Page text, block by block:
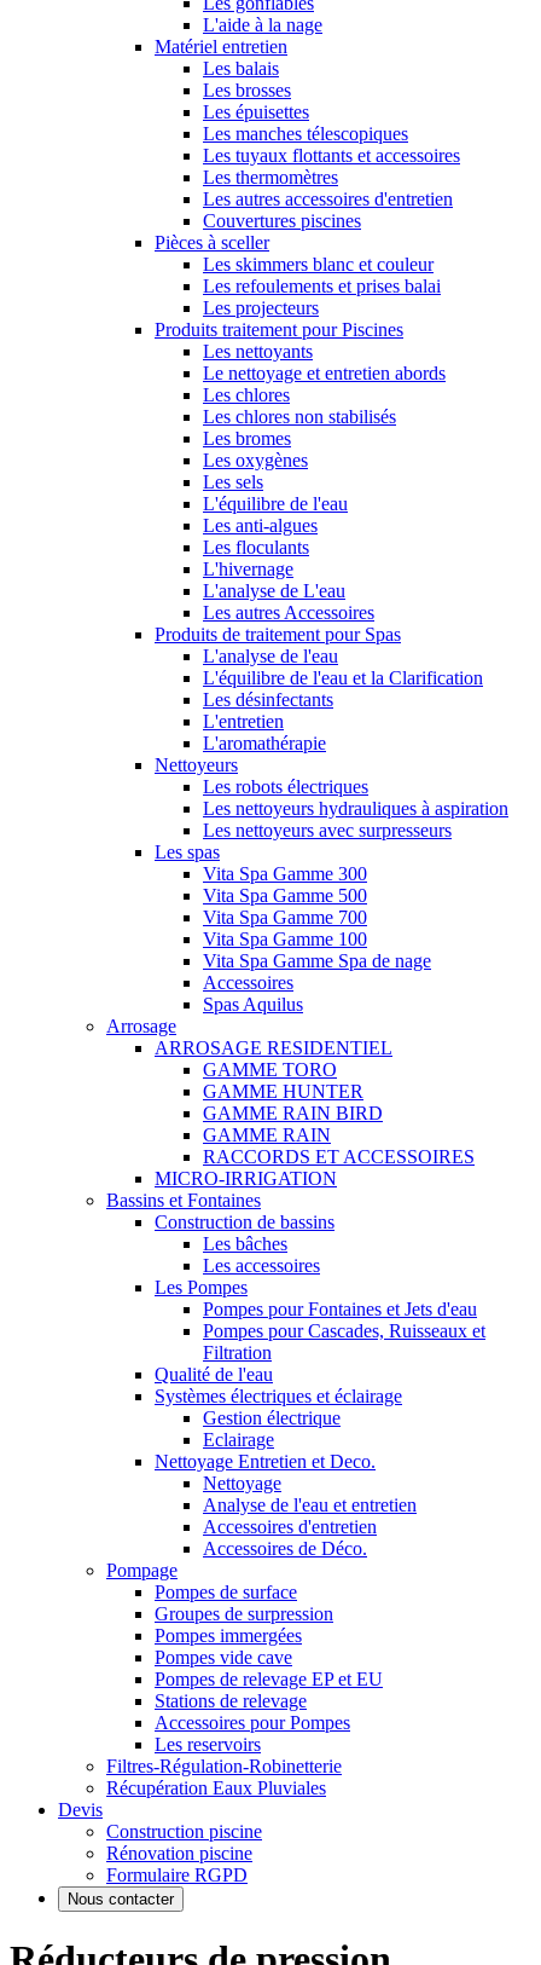
L'aide à la nage
Matériel entretien
Les balais
Les brosses
Les épuisettes
Les manches télescopiques
Les tuyaux flottants et accessoires
Les thermomètres
Les autres accessoires d'entretien
Couvertures piscines
Pièces à sceller
Les skimmers blanc et couleur
Les refoulements et prises balai
Les projecteurs
Produits traitement pour Piscines
Les nettoyants
Le nettoyage et entretien abords
Les chlores
Les chlores non stabilisés
Les bromes
Les oxygènes
Les sels
L'équilibre de l'eau
Les anti-algues
Les floculants
L'hivernage
L'analyse de L'eau
Les autres Accessoires
Produits de traitement pour Spas
L'analyse de l'eau
L'équilibre de l'eau et la Clarification
Les désinfectants
L'entretien
L'aromathérapie
Nettoyeurs
Les robots électriques
Les nettoyeurs hydrauliques à aspiration
Les nettoyeurs avec surpresseurs
Les spas
Vita Spa Gamme 300
Vita Spa Gamme 500
Vita Spa Gamme 700
Vita Spa Gamme 100
Vita Spa Gamme Spa de nage
Accessoires
Spas Aquilus
Arrosage
ARROSAGE RESIDENTIEL
GAMME TORO
GAMME HUNTER
GAMME RAIN BIRD
GAMME RAIN
RACCORDS ET ACCESSOIRES
MICRO-IRRIGATION
Bassins et Fontaines
Construction de bassins
Les bâches
Les accessoires
Les Pompes
Pompes pour Fontaines et Jets d'eau
Pompes pour Cascades, Ruisseaux et
Filtration
Qualité de l'eau
Systèmes électriques et éclairage
Gestion électrique
Eclairage
Nettoyage Entretien et Deco.
Nettoyage
Analyse de l'eau et entretien
Accessoires d'entretien
Accessoires de Déco.
Pompage
Pompes de surface
Groupes de surpression
Pompes immergées
Pompes vide cave
Pompes de relevage EP et EU
Stations de relevage
Accessoires pour Pompes
Les reservoirs
Filtres-Régulation-Robinetterie
Récupération Eaux Pluviales
Devis
Construction piscine
Rénovation piscine
Formulaire RGPD
Nous contacter